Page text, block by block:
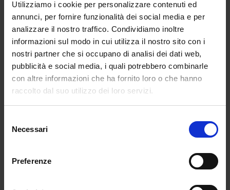
Utilizziamo i cookie per personalizzare contenuti ed
annunci, per fornire funzionalità dei social media e per
analizzare il nostro traffico. Condividiamo inoltre
informazioni sul modo in cui utilizza il nostro sito con i
nostri partner che si occupano di analisi dei dati web,
pubblicità e social media, i quali potrebbero combinarle
con altre informazioni che ha fornito loro o che hanno
raccolto dal suo utilizzo dei loro servizi.
delNecessari
Preferenze
A seconda del tuo caffè preferito posso
sapere...